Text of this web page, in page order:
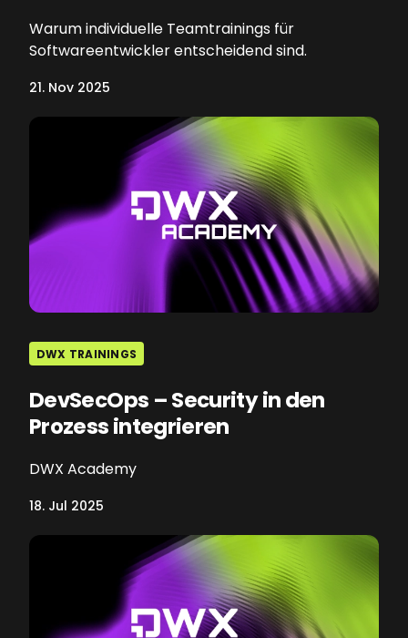
Warum individuelle Teamtrainings für
Softwareentwickler entscheidend sind.
21. Nov 2025
DWX TRAININGS
DevSecOps – Security in den
Prozess integrieren
DWX Academy
18. Jul 2025